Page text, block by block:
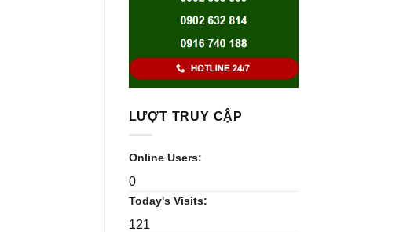
LƯỢT TRUY CẬP
Online Users:
0
Today's Visits:
121